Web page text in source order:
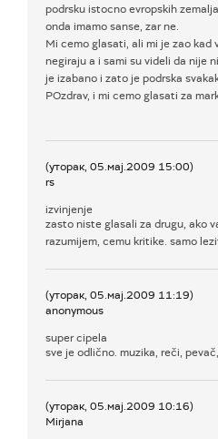
podrsku istocno evropskih
onda imamo sanse, zar ne.
Mi cemo glasati, ali mi je zao kad
negiraju a i sami su videli da nije
je izabano i zato je podrska
POzdrav, i mi cemo glasati za
(уторак, 05.мај.2009 15:00)
rs
izvinjenje
zasto niste glasali za drugu, ako
razumijem, cemu kritike. samo
(уторак, 05.мај.2009 11:19)
anonymous
super cipela
sve je odlično. muzika, reči,
(уторак, 05.мај.2009 10:16)
Mirjana